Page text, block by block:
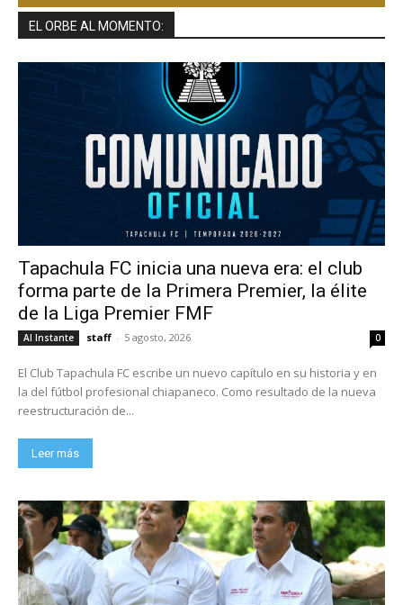
EL ORBE AL MOMENTO:
Tapachula FC inicia una nueva era: el club
forma parte de la Primera Premier, la élite
de la Liga Premier FMF
Al Instante staff - 5 agosto, 2026 0
El Club Tapachula FC escribe un nuevo capítulo en su historia y en
la del fútbol profesional chiapaneco. Como resultado de la nueva
reestructuración de...
Leer más